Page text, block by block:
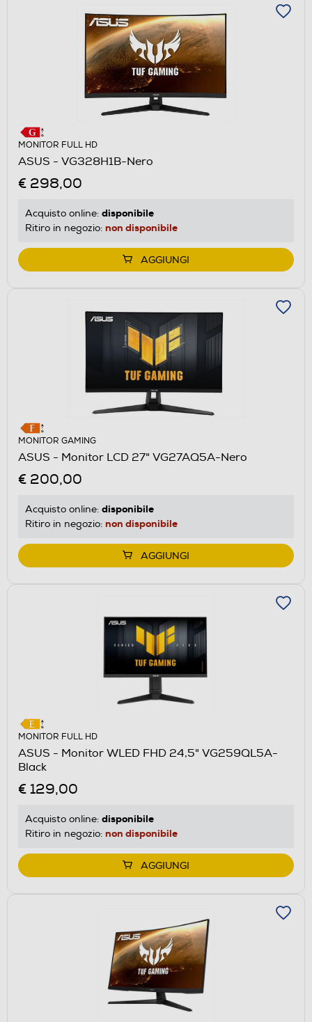
MONITOR FULL HD
ASUS - VG328H1B-Nero
€ 298,00
Acquisto online: disponibile
Ritiro in negozio: non disponibile
AGGIUNGI
MONITOR GAMING
ASUS - Monitor LCD 27" VG27AQ5A-Nero
€ 200,00
Acquisto online: disponibile
Ritiro in negozio: non disponibile
AGGIUNGI
MONITOR FULL HD
ASUS - Monitor WLED FHD 24,5" VG259QL5A-
Black
€ 129,00
Acquisto online: disponibile
Ritiro in negozio: non disponibile
AGGIUNGI